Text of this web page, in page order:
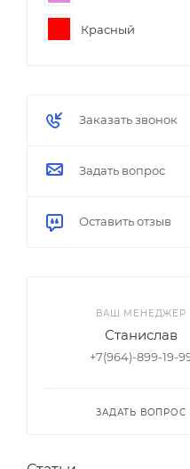
Красный
Синий
Тёмно-синий
Серый
Триколор
Заказать звонок
Задать вопрос
Оставить отзыв
ВАШ МЕНЕДЖЕР
Станислав
+7(964)-899-19-
ЗАДАТЬ ВОПРОС